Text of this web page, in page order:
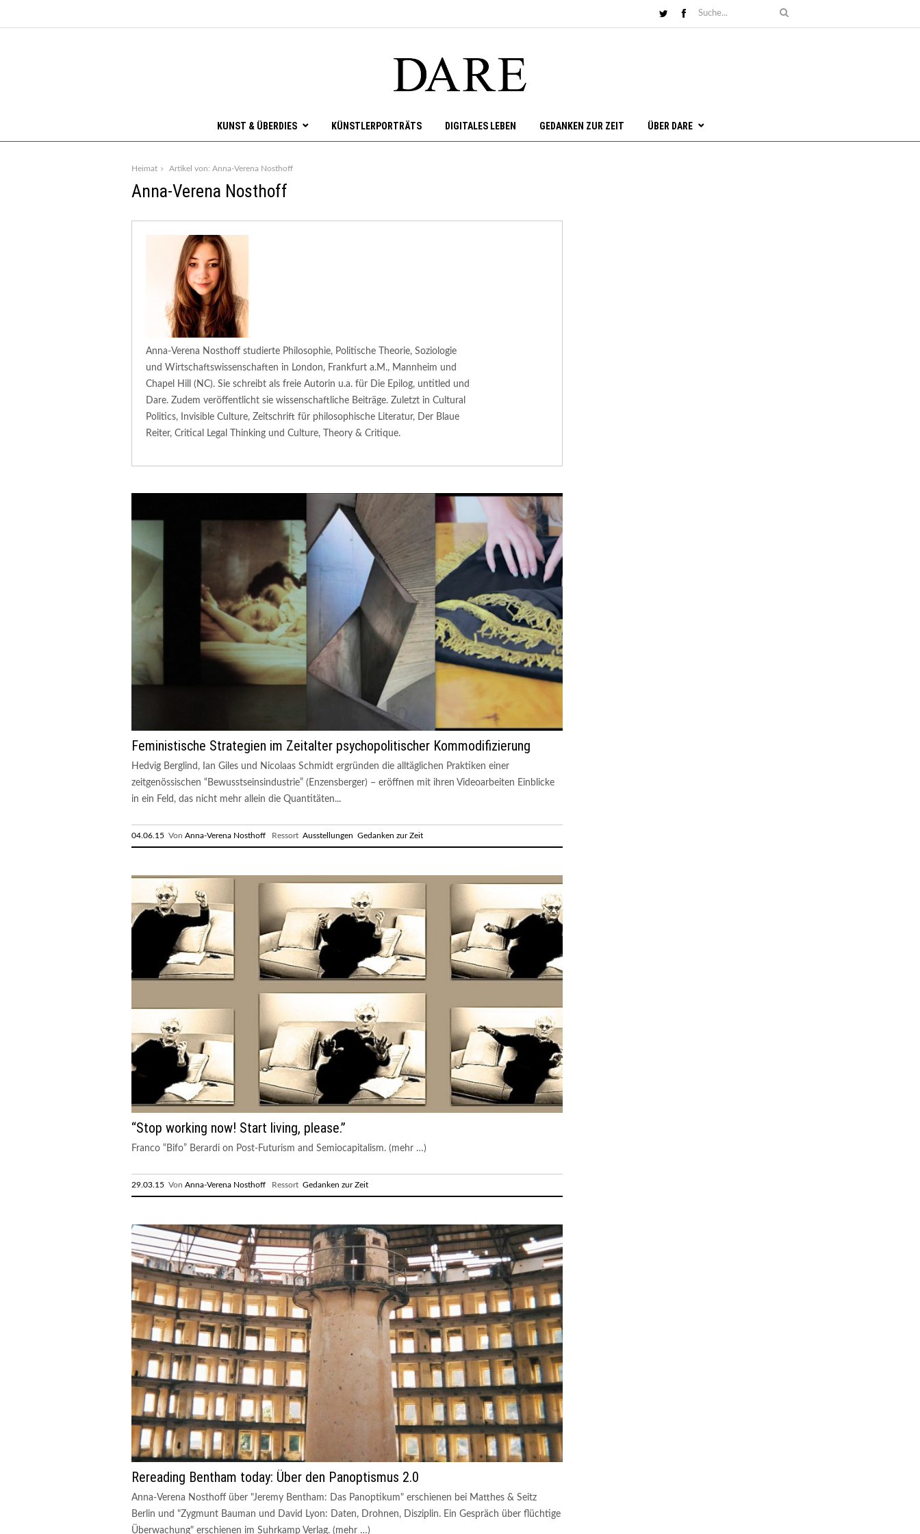
KUNST & ÜBERDIES KÜNSTLERPORTRÄTS DIGITALES LEBEN GEDANKEN ZUR ZEIT ÜBER DARE
Heimat Artikel von: Anna-Verena Nosthoff
Anna-Verena Nosthoff
Anna-Verena Nosthoff studierte Philosophie, Politische Theorie, Soziologie
und Wirtschaftswissenschaften in London, Frankfurt a.M., Mannheim und
Chapel Hill (NC). Sie schreibt als freie Autorin u.a. für Die Epilog, untitled und
Dare. Zudem veröffentlicht sie wissenschaftliche Beiträge. Zuletzt in Cultural
Politics, Invisible Culture, Zeitschrift für philosophische Literatur, Der Blaue
Reiter, Critical Legal Thinking und Culture, Theory & Critique.
Feministische Strategien im Zeitalter psychopolitischer Kommodifizierung
Hedvig Berglind, Ian Giles und Nicolaas Schmidt ergründen die alltäglichen Praktiken einer
zeitgenössischen “Bewusstseinsindustrie” (Enzensberger) – eröffnen mit ihren Videoarbeiten Einblicke
in ein Feld, das nicht mehr allein die Quantitäten...
04.06.15 Von Anna-Verena Nosthoff Ressort Ausstellungen Gedanken zur Zeit
“Stop working now! Start living, please.”
Franco “Bifo” Berardi on Post-Futurism and Semiocapitalism. (mehr …)
29.03.15 Von Anna-Verena Nosthoff Ressort Gedanken zur Zeit
Rereading Bentham today: Über den Panoptismus 2.0
Anna-Verena Nosthoff über "Jeremy Bentham: Das Panoptikum" erschienen bei Matthes & Seitz
Berlin und "Zygmunt Bauman und David Lyon: Daten, Drohnen, Disziplin. Ein Gespräch über flüchtige
Überwachung" erschienen im Suhrkamp Verlag. (mehr …)